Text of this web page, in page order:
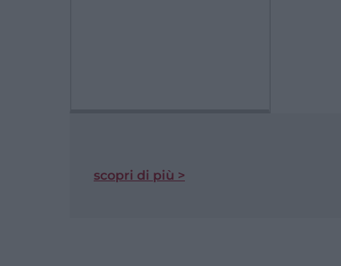
scopri di più >